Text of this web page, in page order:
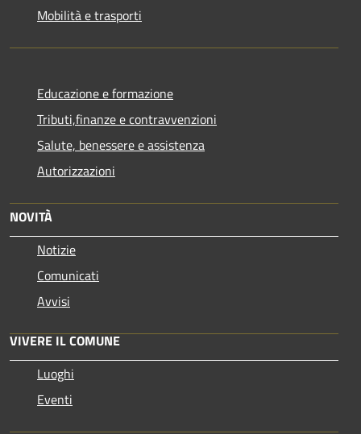
Mobilità e trasporti
Educazione e formazione
Tributi,finanze e contravvenzioni
Salute, benessere e assistenza
Autorizzazioni
NOVITÀ
Notizie
Comunicati
Avvisi
VIVERE IL COMUNE
Luoghi
Eventi